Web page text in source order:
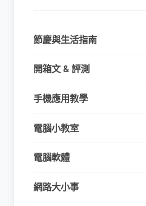
節慶與生活指南
開箱文 & 評測
手機應用教學
電腦小教室
電腦軟體
網路大小事